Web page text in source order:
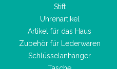
Stift
Uhrenartikel
Artikel für das Haus
Zubehör für Lederwaren
Schlüsselanhänger